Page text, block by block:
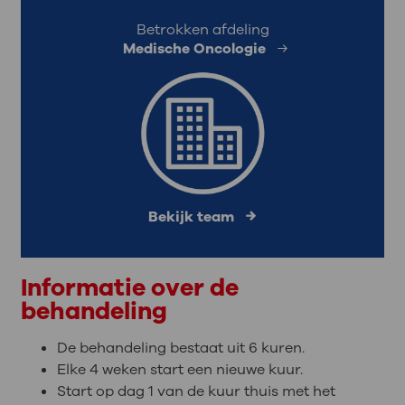
Betrokken afdeling
Medische Oncologie
Bekijk team
Informatie over de
behandeling
De behandeling bestaat uit 6 kuren.
Elke 4 weken start een nieuwe kuur.
Start op dag 1 van de kuur thuis met het